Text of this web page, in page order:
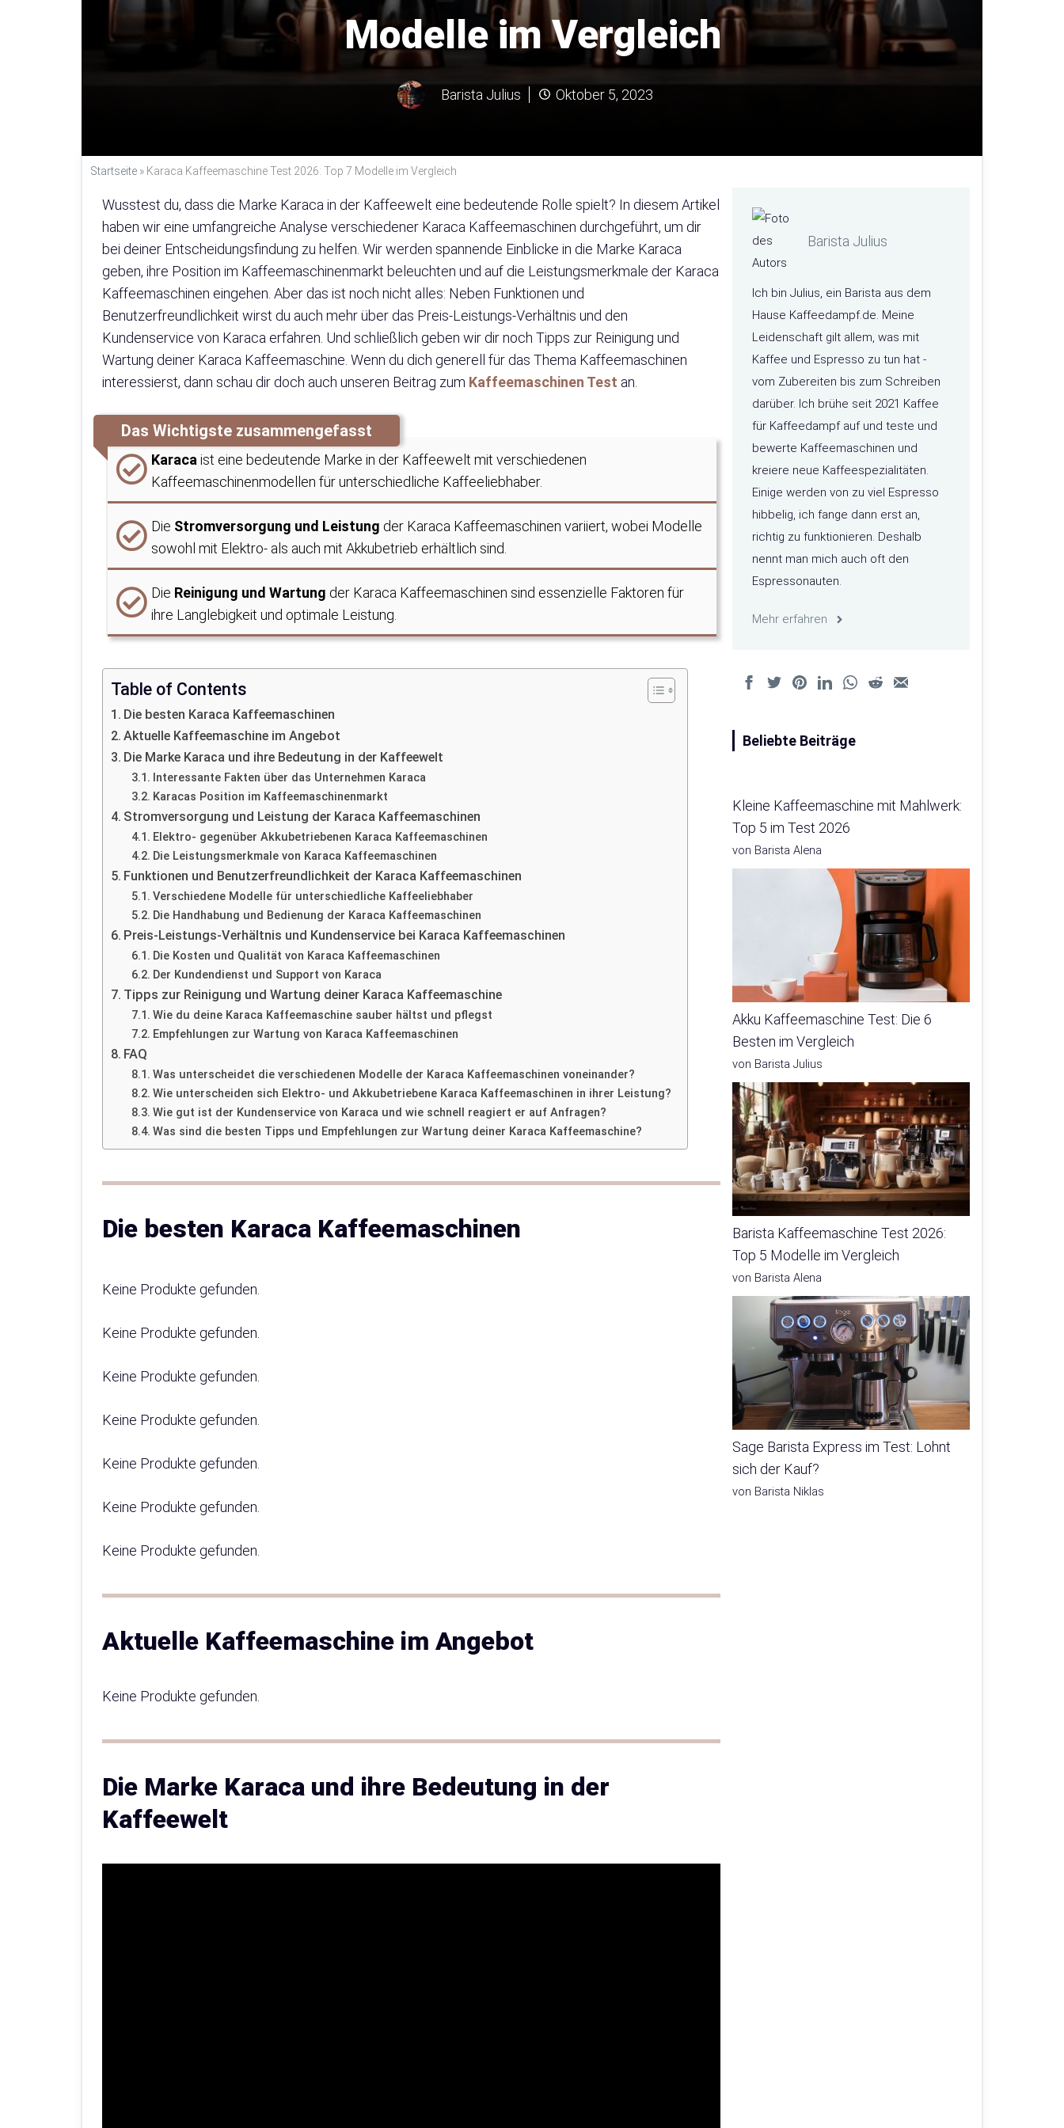
Modelle im Vergleich
Barista Julius Oktober 5, 2023
Startseite » Karaca Kaffeemaschine Test 2026: Top 7 Modelle im Vergleich
Wusstest du, dass die Marke Karaca in der Kaffeewelt eine bedeutende Rolle spielt? In diesem Artikel
haben wir eine umfangreiche Analyse verschiedener Karaca Kaffeemaschinen durchgeführt, um dir
bei deiner Entscheidungsfindung zu helfen. Wir werden spannende Einblicke in die Marke Karaca
geben, ihre Position im Kaffeemaschinenmarkt beleuchten und auf die Leistungsmerkmale der Karaca
Kaffeemaschinen eingehen. Aber das ist noch nicht alles: Neben Funktionen und
Benutzerfreundlichkeit wirst du auch mehr über das Preis-Leistungs-Verhältnis und den
Kundenservice von Karaca erfahren. Und schließlich geben wir dir noch Tipps zur Reinigung und
Wartung deiner Karaca Kaffeemaschine. Wenn du dich generell für das Thema Kaffeemaschinen
interessierst, dann schau dir doch auch unseren Beitrag zum Kaffeemaschinen Test an.
Das Wichtigste zusammengefasst
Karaca ist eine bedeutende Marke in der Kaffeewelt mit verschiedenen
Kaffeemaschinenmodellen für unterschiedliche Kaffeeliebhaber.
Die Stromversorgung und Leistung der Karaca Kaffeemaschinen variiert, wobei Modelle
sowohl mit Elektro- als auch mit Akkubetrieb erhältlich sind.
Die Reinigung und Wartung der Karaca Kaffeemaschinen sind essenzielle Faktoren für
ihre Langlebigkeit und optimale Leistung.
Table of Contents
Die besten Karaca Kaffeemaschinen
Aktuelle Kaffeemaschine im Angebot
Die Marke Karaca und ihre Bedeutung in der Kaffeewelt
Interessante Fakten über das Unternehmen Karaca
Karacas Position im Kaffeemaschinenmarkt
Stromversorgung und Leistung der Karaca Kaffeemaschinen
Elektro- gegenüber Akkubetriebenen Karaca Kaffeemaschinen
Die Leistungsmerkmale von Karaca Kaffeemaschinen
Funktionen und Benutzerfreundlichkeit der Karaca Kaffeemaschinen
Verschiedene Modelle für unterschiedliche Kaffeeliebhaber
Die Handhabung und Bedienung der Karaca Kaffeemaschinen
Preis-Leistungs-Verhältnis und Kundenservice bei Karaca Kaffeemaschinen
Die Kosten und Qualität von Karaca Kaffeemaschinen
Der Kundendienst und Support von Karaca
Tipps zur Reinigung und Wartung deiner Karaca Kaffeemaschine
Wie du deine Karaca Kaffeemaschine sauber hältst und pflegst
Empfehlungen zur Wartung von Karaca Kaffeemaschinen
FAQ
Was unterscheidet die verschiedenen Modelle der Karaca Kaffeemaschinen voneinander?
Wie unterscheiden sich Elektro- und Akkubetriebene Karaca Kaffeemaschinen in ihrer Leistung?
Wie gut ist der Kundenservice von Karaca und wie schnell reagiert er auf Anfragen?
Was sind die besten Tipps und Empfehlungen zur Wartung deiner Karaca Kaffeemaschine?
Die besten Karaca Kaffeemaschinen
Keine Produkte gefunden.
Keine Produkte gefunden.
Keine Produkte gefunden.
Keine Produkte gefunden.
Keine Produkte gefunden.
Keine Produkte gefunden.
Keine Produkte gefunden.
Aktuelle Kaffeemaschine im Angebot
Keine Produkte gefunden.
Die Marke Karaca und ihre Bedeutung in der
Kaffeewelt
Barista Julius
Ich bin Julius, ein Barista aus dem
Hause Kaffeedampf.de. Meine
Leidenschaft gilt allem, was mit
Kaffee und Espresso zu tun hat -
vom Zubereiten bis zum Schreiben
darüber. Ich brühe seit 2021 Kaffee
für Kaffeedampf auf und teste und
bewerte Kaffeemaschinen und
kreiere neue Kaffeespezialitäten.
Einige werden von zu viel Espresso
hibbelig, ich fange dann erst an,
richtig zu funktionieren. Deshalb
nennt man mich auch oft den
Espressonauten.
Mehr erfahren
Beliebte Beiträge
Kleine Kaffeemaschine mit Mahlwerk:
Top 5 im Test 2026
von Barista Alena
Akku Kaffeemaschine Test: Die 6
Besten im Vergleich
von Barista Julius
Barista Kaffeemaschine Test 2026:
Top 5 Modelle im Vergleich
von Barista Alena
Sage Barista Express im Test: Lohnt
sich der Kauf?
von Barista Niklas